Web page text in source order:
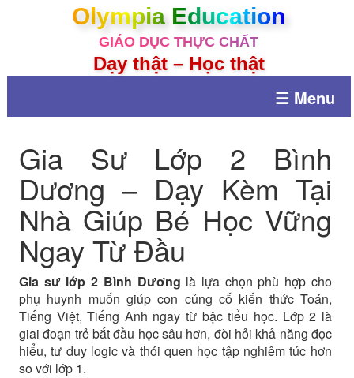
Olympia Education
GIÁO DỤC THỰC CHẤT
Dạy thật – Học thật
☰ Menu
Gia Sư Lớp 2 Bình
Dương – Dạy Kèm Tại
Nhà Giúp Bé Học Vững
Ngay Từ Đầu
Gia sư lớp 2 Bình Dương là lựa chọn phù hợp cho
phụ huynh muốn giúp con củng cố kiến thức Toán,
Tiếng Việt, Tiếng Anh ngay từ bậc tiểu học. Lớp 2 là
giai đoạn trẻ bắt đầu học sâu hơn, đòi hỏi khả năng đọc
hiểu, tư duy logic và thói quen học tập nghiêm túc hơn
so với lớp 1.